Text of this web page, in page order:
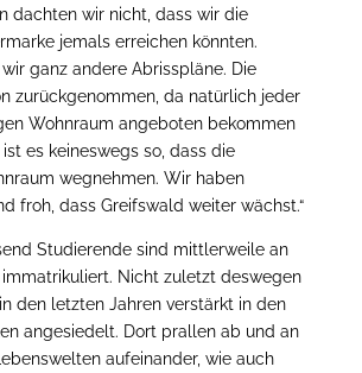
dachten wir nicht, dass wir die
jemals erreichen könnten.
ganz andere Abrisspläne. Die
zurückgenommen, da natürlich jeder
Wohnraum angeboten bekommen
es keineswegs so, dass die
wegnehmen. Wir haben
froh, dass Greifswald weiter wächst.“
Studierende sind mittlerweile an
Nicht zuletzt deswegen
den letzten Jahren verstärkt in den
angesiedelt. Dort prallen ab und an
aufeinander, wie auch